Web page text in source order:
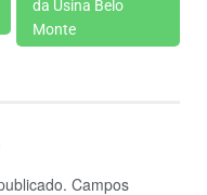
da Usina Belo
Monte
Campos